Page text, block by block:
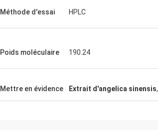
Méthode d'essai HPLC
Poids moléculaire 190.24
Mettre en évidence Extrait d'angelica sinensis,